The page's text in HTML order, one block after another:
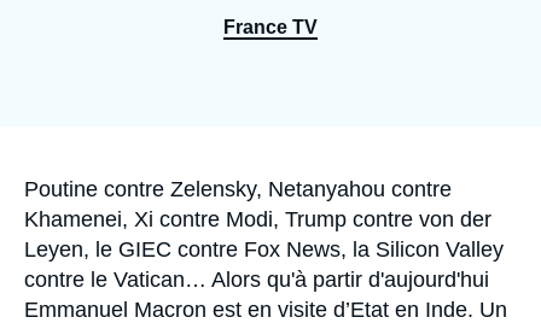
France TV
Accroche
Poutine contre Zelensky, Netanyahou contre
Khamenei, Xi contre Modi, Trump contre von der
Leyen, le GIEC contre Fox News, la Silicon Valley
contre le Vatican… Alors qu'à partir d'aujourd'hui
Emmanuel Macron est en visite d’Etat en Inde. Un